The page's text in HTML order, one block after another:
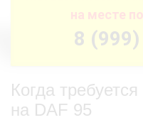
на месте
8
Когда
на DAF 95